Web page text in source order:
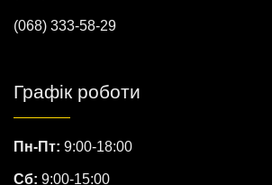
(068) 333-58-29
Графік роботи
Пн-Пт: 9:00-18:00
Сб: 9:00-15:00